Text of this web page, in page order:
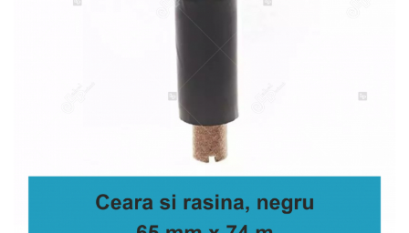
Plicuri de carton
Pungi ziplock cu fermoar
Tuburi de carton
Separatoare carton si coltare